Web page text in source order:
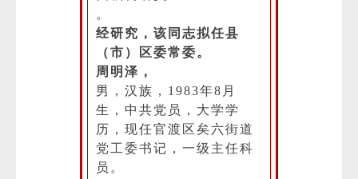
。
经研究，该同志拟任县
（市）区委常委。
周明泽，
男，汉族，1983年8月
生，中共党员，大学学
历，现任官渡区矣六街道
党工委书记，一级主任科
员。